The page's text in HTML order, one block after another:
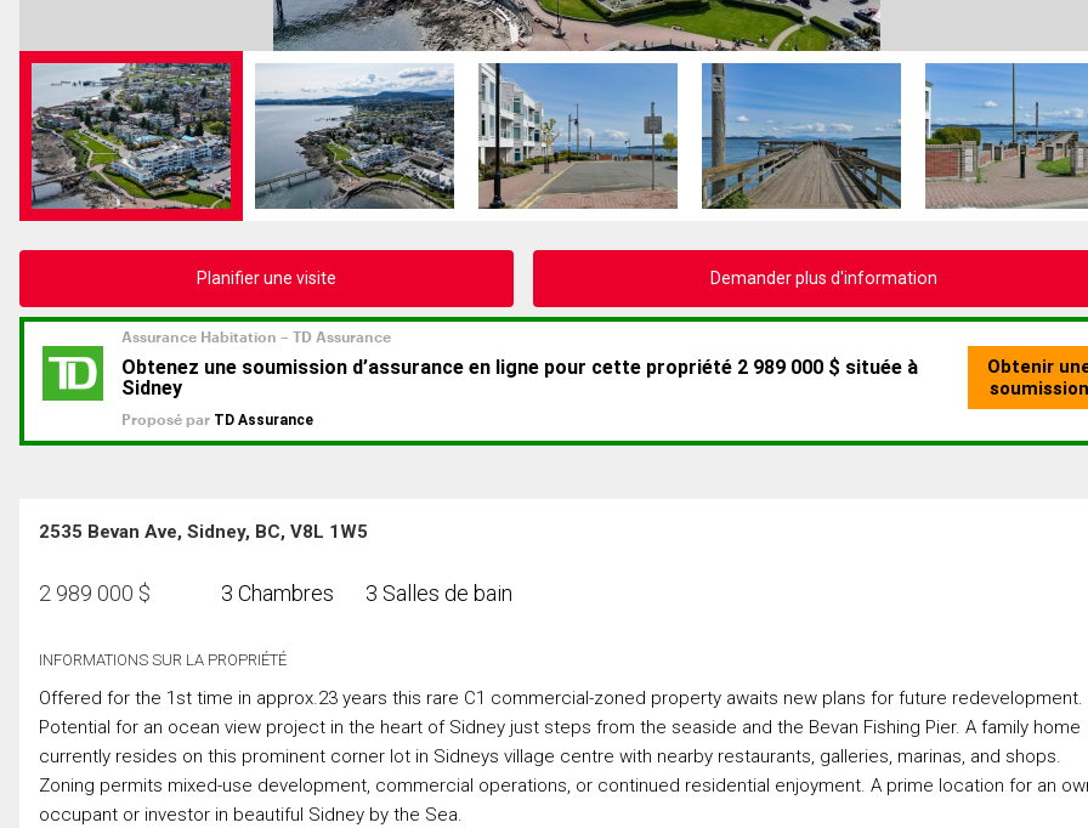
Planifier une visite Demander plus d'information
2535 Bevan Ave, Sidney, BC, V8L 1W5
2 989 000 $ 3 Chambres 3 Salles de bain
INFORMATIONS SUR LA PROPRIÉTÉ
Offered for the 1st time in approx.23 years this rare C1 commercial-zoned property awaits new plans for future redevelopment.
Potential for an ocean view project in the heart of Sidney just steps from the seaside and the Bevan Fishing Pier. A family home
currently resides on this prominent corner lot in Sidneys village centre with nearby restaurants, galleries, marinas, and shops.
Zoning permits mixed-use development, commercial operations, or continued residential enjoyment. A prime location for an
occupant or investor in beautiful Sidney by the Sea.